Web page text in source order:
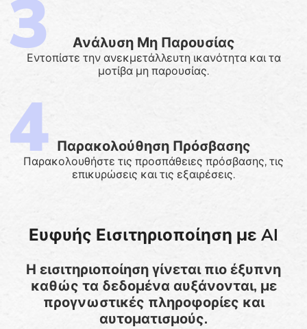
Ανάλυση Μη Παρουσίας
Εντοπίστε την ανεκμετάλλευτη ικανότητα και τα
μοτίβα μη παρουσίας.
Παρακολούθηση Πρόσβασης
Παρακολουθήστε τις προσπάθειες πρόσβασης, τις
επικυρώσεις και τις εξαιρέσεις.
Ευφυής Εισιτηριοποίηση με AI
Η εισιτηριοποίηση γίνεται πιο έξυπνη
καθώς τα δεδομένα αυξάνονται, με
προγνωστικές πληροφορίες και
αυτοματισμούς.